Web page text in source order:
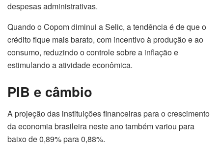
despesas administrativas.
Quando o Copom diminui a Selic, a tendência é de que o
crédito fique mais barato, com incentivo à produção e ao
consumo, reduzindo o controle sobre a inflação e
estimulando a atividade econômica.
PIB e câmbio
A projeção das instituições financeiras para o crescimento
da economia brasileira neste ano também variou para
baixo de 0,89% para 0,88%.